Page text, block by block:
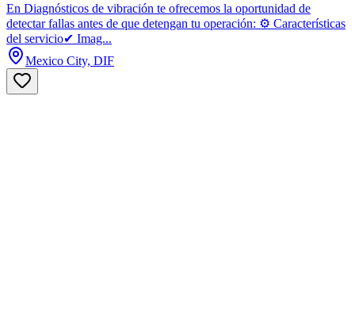
En Diagnósticos de vibración te ofrecemos la oportunidad de
detectar fallas antes de que detengan tu operación: ⚙️ Características
del servicio✔ Imag...
Mexico City, DIF